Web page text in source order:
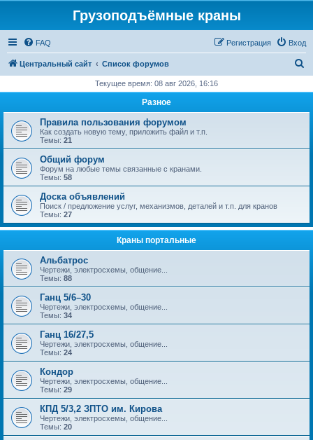
Грузоподъёмные краны
FAQ Вход
Регистрация
Центральный сайт Список форумов
с
Текущее время: 08 авг 2026, 16:16
Разное
Правила пользования форумом
Как создать новую тему, приложить файл и т.п.
Темы: 21
Общий форум
Форум на любые темы связанные с кранами.
Темы: 58
Доска объявлений
Поиск / предложение услуг, механизмов, деталей и т.п. для кранов
Темы: 27
Краны портальные
Альбатрос
Чертежи, электросхемы, общение...
Темы: 88
Ганц 5/6–30
Чертежи, электросхемы, общение...
Темы: 34
Ганц 16/27,5
Чертежи, электросхемы, общение...
Темы: 24
Кондор
Чертежи, электросхемы, общение...
Темы: 29
КПД 5/3,2 ЗПТО им. Кирова
Чертежи, электросхемы, общение...
Темы: 20